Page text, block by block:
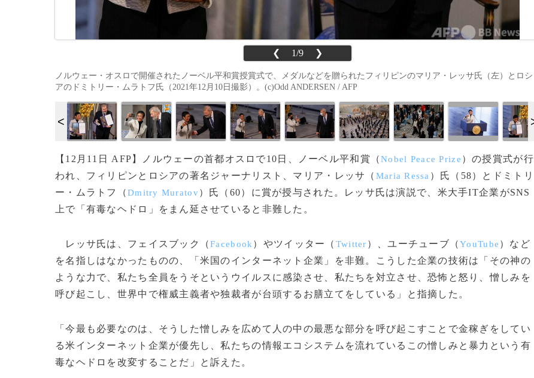
❮ 1/9 ❯
ノルウェー・オスロで開催されたノーベル平和賞授賞式で、メダルなどを贈られたフィリピンのマリア・レッサ氏（左）とロシ
アのドミトリー・ムラトフ氏（2021年12月10日撮影）。(c)Odd ANDERSEN / AFP
【12月11日 AFP】ノルウェーの首都オスロで10日、ノーベル平和賞（Nobel Peace Prize ）の授賞式が行
われ、フィリピンとロシアの著名ジャーナリスト、マリア・レッサ（ Maria Ressa ）氏（58）とドミトリ
ー・ムラトフ（Dmitry Muratov）氏（60）に賞が授与された。レッサ氏は演説で、米大手IT企業がSNS
上で「有毒なヘドロ」をまん延させていると非難した。
レッサ氏は、フェイスブック（Facebook ）やツイッター（ Twitter ）、ユーチューブ（YouTube ）など
を名指しはなかったものの、「米国のインターネット企業」を非難。こうした企業の技術は「その神の
ような力で、私たち全員をうそというウイルスに感染させ、私たちを対立させ、恐怖と怒り、憎しみを
呼び起こし、世界中で権威主義者や独裁者が台頭するお膳立てをしている」と指摘した。
「今最も必要なのは、そうした憎しみを広めて人の中の最悪な部分を呼び起こすことで金稼ぎをしてい
る米インターネット企業が優先し、私たちの情報エコシステムを流れているこの憎しみと暴力という有
毒なヘドロを改変することだ」と訴えた。